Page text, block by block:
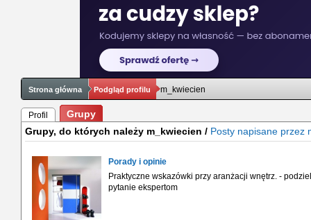
Strona główna Podgląd profilu m_kwiecien
Profil
Grupy
Grupy, do których należy m_kwiecien / Posty napisane przez
Porady i opinie
Praktyczne wskazówki przy aranżacji wnętrz. -
pytanie ekspertom